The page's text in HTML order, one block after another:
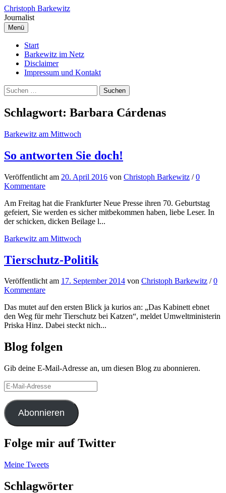
Springe
zum
Inhalt
Christoph Barkewitz
Journalist
Menü
Start
Barkewitz im Netz
Disclaimer
Impressum und Kontakt
Suchen
nach:
Schlagwort: Barbara Cárdenas
Barkewitz am Mittwoch
So antworten Sie doch!
Veröffentlicht am 20. April 2016 von Christoph Barkewitz /0
Kommentare
Am Freitag hat die Frankfurter Neue Presse ihren 70. Geburtstag
gefeiert, Sie werden es sicher mitbekommen haben, liebe Leser. In
der schicken, dicken Beilage l...
Barkewitz am Mittwoch
Tierschutz-Politik
Veröffentlichtam 17. September 2014 von Christoph Barkewitz /0
Kommentare
Das mutet auf den ersten Blick ja kurios an: „Das Kabinett ebnet
den Weg für mehr Tierschutz bei Katzen“, meldet Umweltministerin
Priska Hinz. Dabei steckt nich...
Blog folgen
Gib deine E-Mail-Adresse an, um diesen Blog zu abonnieren.
E-
Mail-
Adresse
Abonnieren
Folge mir auf Twitter
Meine Tweets
Schlagwörter